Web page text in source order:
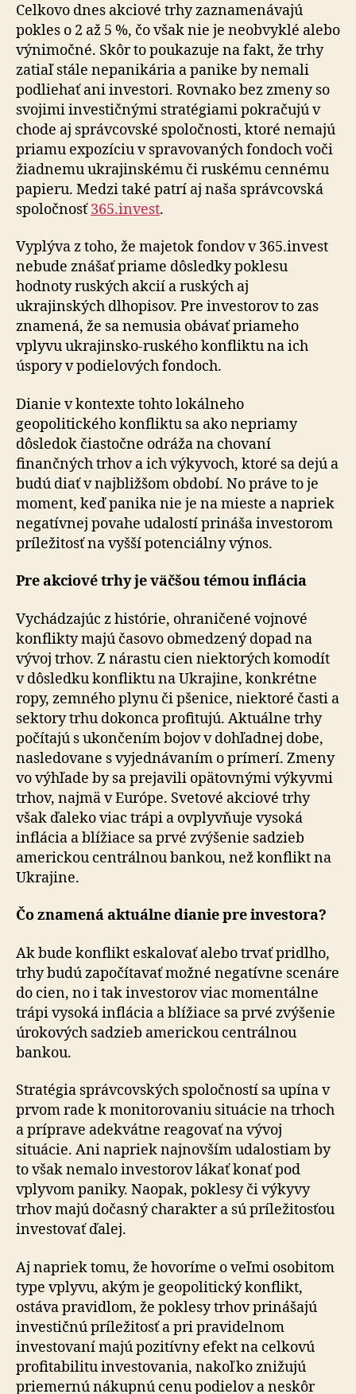
Celkovo dnes akciové trhy zaznamenávajú
pokles o 2 až 5 %, čo však nie je neobvyklé alebo
výnimočné. Skôr to poukazuje na fakt, že trhy
zatiaľ stále nepanikária a panike by nemali
podliehať ani investori. Rovnako bez zmeny so
svojimi investičnými stratégiami pokračujú v
chode aj správcovské spoločnosti, ktoré nemajú
priamu expozíciu v spravovaných fondoch voči
žiadnemu ukrajinskému či ruskému cennému
papieru. Medzi také patrí aj naša správcovská
spoločnosť365.invest.
Vyplýva z toho, že majetok fondov v 365.invest
nebude znášať priame dôsledky poklesu
hodnoty ruských akcií a ruských aj
ukrajinských dlhopisov. Pre investorov to zas
znamená, že sa nemusia obávať priameho
vplyvu ukrajinsko-ruského konfliktu na ich
úspory v podielových fondoch.
Dianie v kontexte tohto lokálneho
geopolitického konfliktu sa ako nepriamy
dôsledok čiastočne odráža na chovaní
finančných trhov a ich výkyvoch, ktoré sa dejú a
budú diať v najbližšom období. No práve to je
moment, keď panika nie je na mieste a napriek
negatívnej povahe udalostí prináša investorom
príležitosť na vyšší potenciálny výnos.
Pre akciové trhy je väčšou témou inflácia
Vychádzajúc z histórie, ohraničené vojnové
konflikty majú časovo obmedzený dopad na
vývoj trhov. Z nárastu cien niektorých komodít
v dôsledku konfliktu na Ukrajine, konkrétne
ropy, zemného plynu či pšenice, niektoré časti a
sektory trhu dokonca profitujú. Aktuálne trhy
počítajú s ukončením bojov v dohľadnej dobe,
nasledovane s vyjednávaním o prímerí. Zmeny
vo výhľade by sa prejavili opätovnými výkyvmi
trhov, najmä v Európe. Svetové akciové trhy
však ďaleko viac trápi a ovplyvňuje vysoká
inflácia a blížiace sa prvé zvýšenie sadzieb
americkou centrálnou bankou, než konflikt na
Ukrajine.
Čo znamená aktuálne dianie pre investora?
Ak bude konflikt eskalovať alebo trvať pridlho,
trhy budú započítavať možné negatívne scenáre
do cien, no i tak investorov viac momentálne
trápi vysoká inflácia a blížiace sa prvé zvýšenie
úrokových sadzieb americkou centrálnou
bankou.
Stratégia správcovských spoločností sa upína v
prvom rade k monitorovaniu situácie na trhoch
a príprave adekvátne reagovať na vývoj
situácie. Ani napriek najnovším udalostiam by
to však nemalo investorov lákať konať pod
vplyvom paniky. Naopak, poklesy či výkyvy
trhov majú dočasný charakter a sú príležitosťou
investovať ďalej.
Aj napriek tomu, že hovoríme o veľmi osobitom
type vplyvu, akým je geopolitický konflikt,
ostáva pravidlom, že poklesy trhov prinášajú
investičnú príležitosť a pri pravidelnom
investovaní majú pozitívny efekt na celkovú
profitabilitu investovania, nakoľko znižujú
priemernú nákupnú cenu podielov a neskôr